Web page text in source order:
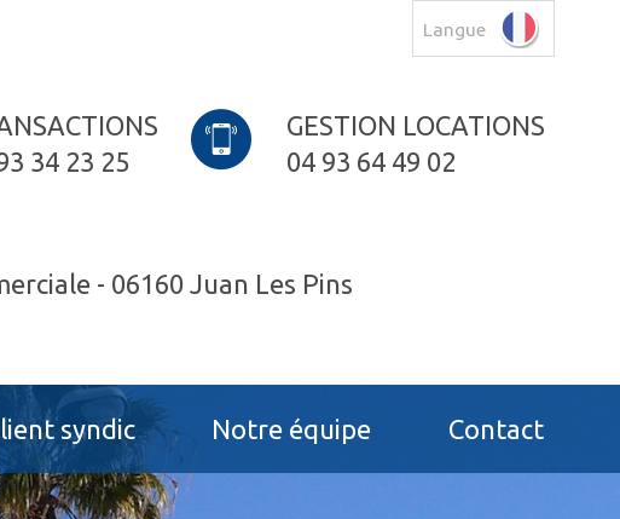
Langue
34 23 25
GESTION LOCATIONS
04 93 64 49 02
- 06160 Juan Les Pins
syndic Notre équipe Contact